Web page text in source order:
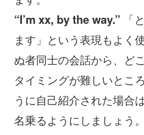
“I’m xx, by the way.” 「
ます」という表現もよく
ぬ者同士の会話から、ど
タイミングが難しいとこ
うに自己紹介された場合
名乗るようにしましょう。